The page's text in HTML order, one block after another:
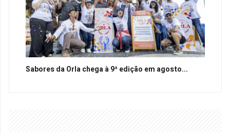
Sabores da Orla chega à 9ª edição em agosto...